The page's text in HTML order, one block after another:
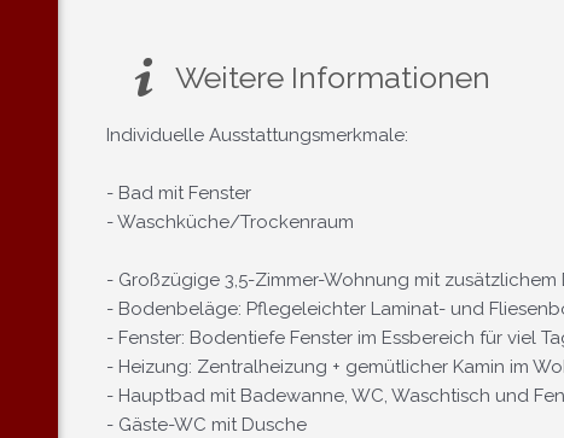
Weitere Informationen
Individuelle Ausstattungsmerkmale:
- Bad mit Fenster
- Waschküche/Trockenraum
- Großzügige 3,5-Zimmer-Wohnung mit zusätzlichem
- Bodenbeläge: Pflegeleichter Laminat- und
- Fenster: Bodentiefe Fenster im Essbereich für viel
- Heizung: Zentralheizung + gemütlicher Kamin im
- Hauptbad mit Badewanne, WC, Waschtisch und
- Gäste-WC mit Dusche